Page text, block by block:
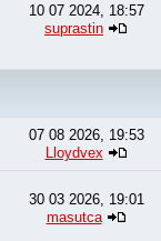
10 07 2024, 18:57
suprastin
07 08 2026, 19:53
Lloydvex
30 03 2026, 19:01
masutca